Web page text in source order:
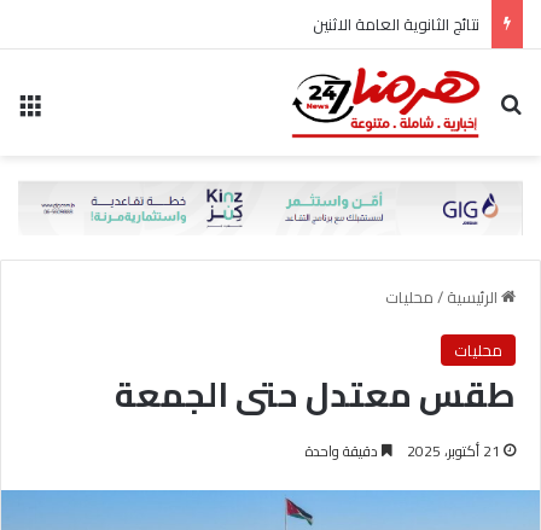
نتائج الثانوية العامة الاثنين
بحث عن
الرئيسية/محليات
محليات
طقس معتدل حتى الجمعة
21 أكتوبر، 2025 دقيقة واحدة